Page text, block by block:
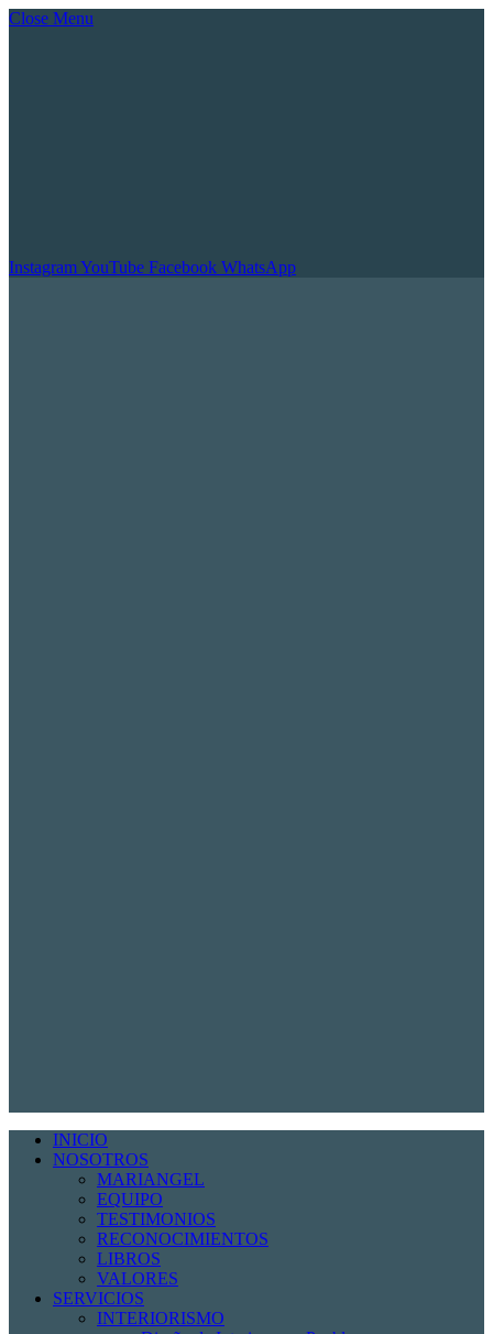
Close Menu
InstagramYouTube Facebook WhatsApp
INICIO
NOSOTROS
MARIANGEL
EQUIPO
TESTIMONIOS
RECONOCIMIENTOS
LIBROS
VALORES
SERVICIOS
INTERIORISMO